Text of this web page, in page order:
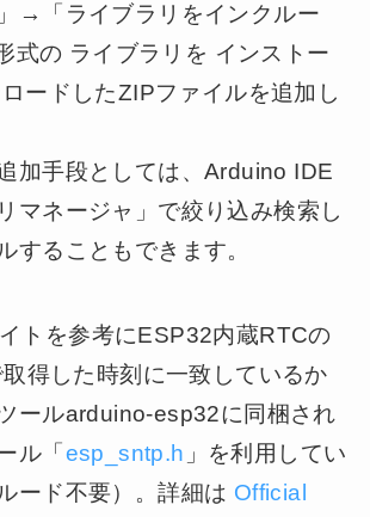
→「ライブラリをインクルー
式の ライブラリを インストー
ードしたZIPファイルを追加し
加手段としては、Arduino IDE
マネージャ」で絞り込み検索し
することもできます。
トを参考にESP32内蔵RTCの
得した時刻に一致しているか
ールarduino-esp32に同梱され
ル「 esp_sntp.h 」を利用してい
ード不要）。詳細は Official